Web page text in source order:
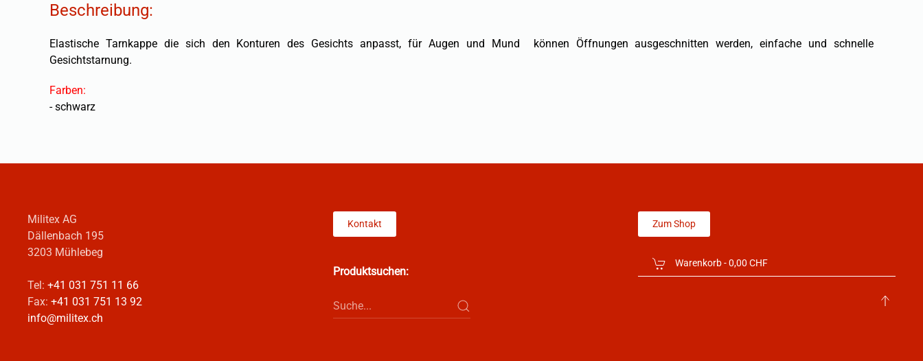
Beschreibung:
Elastische Tarnkappe die sich den Konturen des Gesichts anpasst, für Augen und Mund können Öffnungen aus­geschnitten werden, einfache und schnelle
Gesichtstarnung.
Farben:
- schwarz
Militex AG
Dällenbach 195
3203 Mühlebeg
Tel: +41 031 751 11 66
Fax: +41 031 751 13 92
info@militex.ch
Kontakt
Produktsuchen:
Zum Shop
Warenkorb -0,00 CHF